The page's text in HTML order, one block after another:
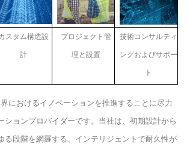
スタム構造設
計
プロジェクト管
理と設置
技術コンサルティ
ングおよびサポー
ト
におけるイノベーションを推進することに尽力
ションプロバイダーです。当社は、初期設計から
る段階を網羅する、インテリジェントで耐久性が